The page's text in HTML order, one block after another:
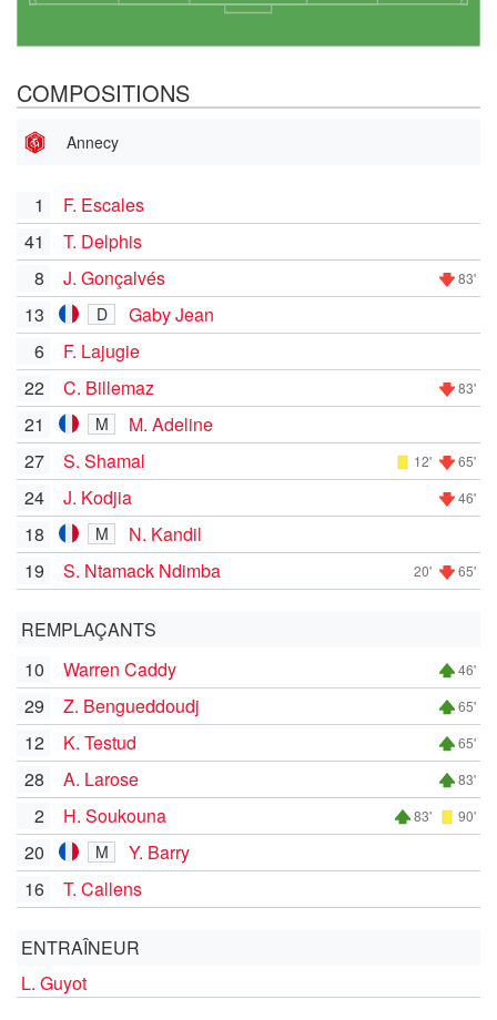
COMPOSITIONS
Annecy
1
F. Escales
41
T. Delphis
8
J. Gonçalvés 83'
13 D
Gaby Jean
6
F. Lajugie
22
C. Billemaz 83'
21 M
M. Adeline
27
S. Shamal 12' 65'
24 J. Kodjia 46'
18 M
N. Kandil
19
S. Ntamack Ndimba 20' 65'
REMPLAÇANTS
10
Warren Caddy 46'
29 Z. Bengueddoudj 65'
12 K. Testud 65'
28 A. Larose 83'
2 H. Soukouna 83' 90'
20 M
Y. Barry
16
T. Callens
ENTRAÎNEUR
L. Guyot